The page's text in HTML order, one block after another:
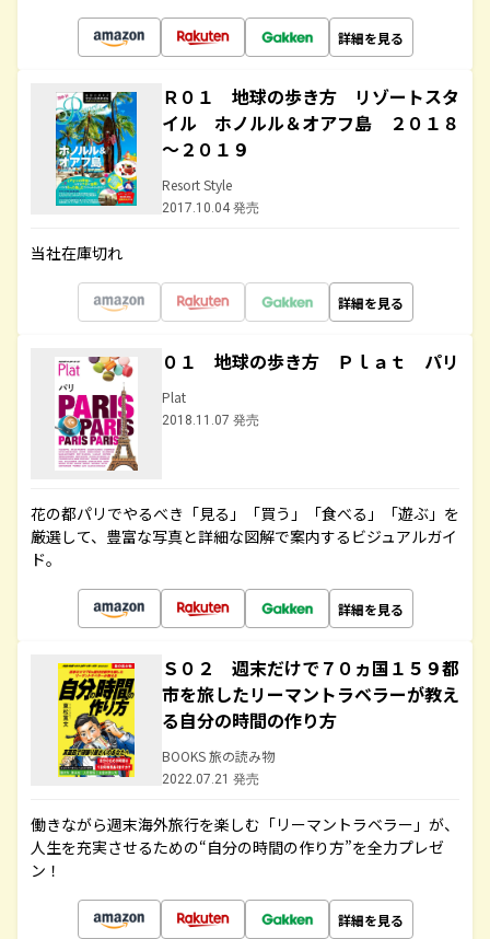
詳細を見る
Ｒ０１ 地球の歩き方 リゾートスタ
イル ホノルル＆オアフ島 ２０１８
～２０１９
Resort Style
2017.10.04 発売
当社在庫切れ
詳細を見る
０１ 地球の歩き方 Ｐｌａｔ パリ
Plat
2018.11.07 発売
花の都パリでやるべき「見る」「買う」「食べる」「遊ぶ」を
厳選して、豊富な写真と詳細な図解で案内するビジュアルガイ
ド。
詳細を見る
Ｓ０２ 週末だけで７０ヵ国１５９都
市を旅したリーマントラベラーが教え
る自分の時間の作り方
BOOKS 旅の読み物
2022.07.21 発売
働きながら週末海外旅行を楽しむ「リーマントラベラー」が、
人生を充実させるための“自分の時間の作り方”を全力プレゼ
ン！
詳細を見る